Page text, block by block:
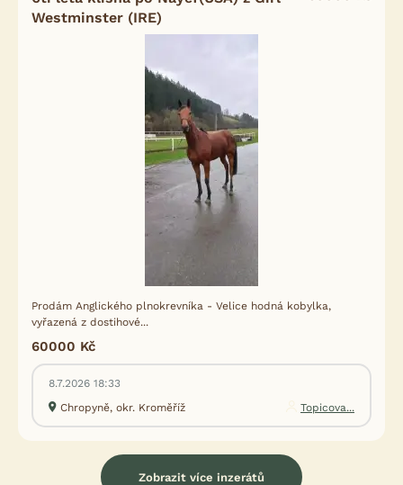
Westminster (IRE)
Prodám Anglického plnokrevníka - Velice hodná kobylka,
vyřazená z dostihové...
60000 Kč
8.7.2026 18:33
Chropyně, okr. Kroměříž
Topicova...
Zobrazit více inzerátů